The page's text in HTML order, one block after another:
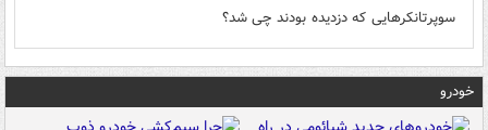
سوپرتانکرهایی که دزدیده بودند چی شد؟
خودرو